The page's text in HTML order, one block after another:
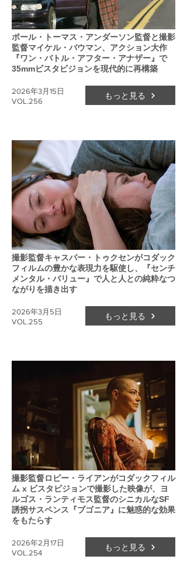
ポール・トーマス・アンダーソン監督と撮影
監督マイケル・バウマン、アクション大作
『ワン・バトル・アフター・アナザー』で
35mmビスタビジョンを現代的に再構築
VOL.256
2026年3月15日 もっと見る
撮影監督キャスパー・トゥクセンがコダック
フィルムの豊かな表現力を駆使し、『センチ
メンタル・バリュー』で人と人との純粋なつ
ながりを描き出す
VOL.255
2026年3月5日 もっと見る
撮影監督ロビー・ライアンがコダックフィル
ム x ビスタビジョンで撮影した映像が、ヨ
ルゴス・ランティモス監督のシニカルなSF
誘拐サスペンス『ブゴニア』に魅惑的な効果
をもたらす
VOL.254
2026年2月17日 もっと見る